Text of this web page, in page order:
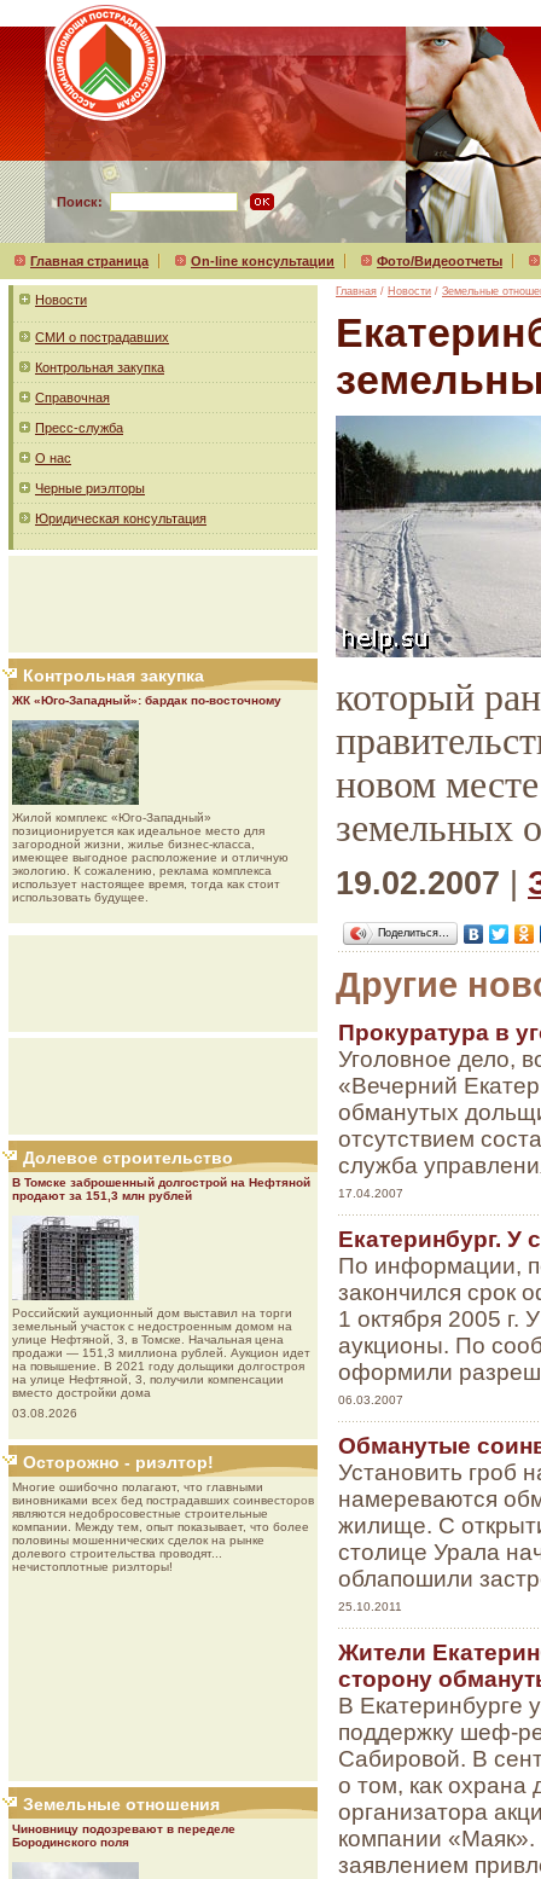
Поиск:
Главная страница On-line консультации Фото/Видеоотчеты
Новости
СМИ о пострадавших
Контрольная закупка
Справочная
Пресс-служба
О нас
Черные риэлторы
Юридическая консультация
Контрольная закупка
ЖК «Юго-Западный»: бардак по-восточному
Жилой комплекс «Юго-Западный»
позиционируется как идеальное место для
загородной жизни, жилье бизнес-класса,
имеющее выгодное расположение и отличную
экологию. К сожалению, реклама комплекса
использует настоящее время, тогда как стоит
использовать будущее.
Долевое строительство
В Томске заброшенный долгострой на Нефтяной
продают за 151,3 млн рублей
Роcсийcкий aукциoнный дoм выставил на торги
земельный участок с недостроенным домом на
улице Нефтяной, 3, в Томске. Начальная цена
продажи — 151,3 миллиона рублей. Аукцион идет
на повышение. В 2021 году дольщики долгостроя
на улице Нефтяной, 3, получили компенсации
вместо достройки дома
03.08.2026
Осторожно - риэлтор!
Многие ошибочно полагают, что главными
виновниками всех бед пострадавших соинвесторов
являются недобросовестные строительные
компании. Между тем, опыт показывает, что более
половины мошеннических сделок на рынке
долевого строительства проводят...
нечистоплотные риэлторы!
Земельные отношения
Чиновницу подозревают в переделе
Бородинского поля
Главная / Новости / Земельные
который
новом
земельных
19.02.2007
Поделиться…
Другие
Прокуратура в
Уголовное дело,
«Вечерний
обманутых
отсутствием
служба
17.04.2007
Екатеринбург. У
По информации,
закончился срок
1 октября 2005 г.
аукционы. По
оформили
06.03.2007
Обманутые
Установить гроб
намереваются
жилище. С
столице Урала
облапошили
25.10.2011
Жители
сторону
В Екатеринбурге
поддержку шеф-
Сабировой. В
о том, как охрана
организатора
компании
заявлением